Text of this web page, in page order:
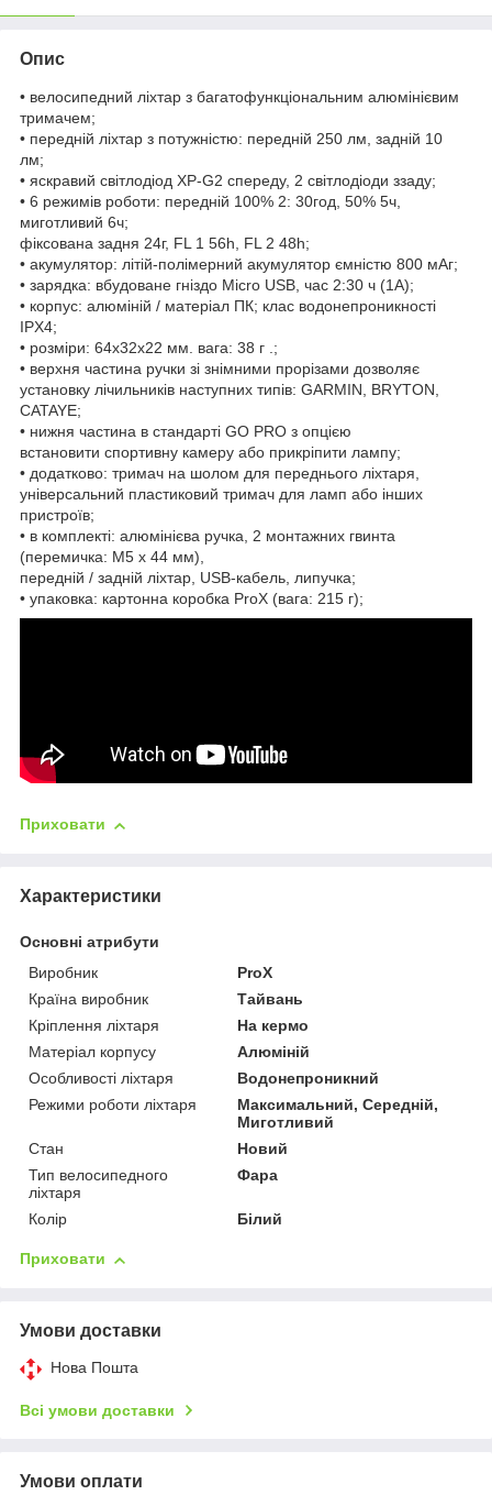
Опис
• велосипедний ліхтар з багатофункціональним алюмінієвим
тримачем;
• передній ліхтар з потужністю: передній 250 лм, задній 10
лм;
• яскравий світлодіод XP-G2 спереду, 2 світлодіоди ззаду;
• 6 режимів роботи: передній 100% 2: 30год, 50% 5ч,
миготливий 6ч;
фіксована задня 24г, FL 1 56h, FL 2 48h;
• акумулятор: літій-полімерний акумулятор ємністю 800 мАг;
• зарядка: вбудоване гніздо Micro USB, час 2:30 ч (1А);
• корпус: алюміній / матеріал ПК; клас водонепроникності
IPX4;
• розміри: 64x32x22 мм. вага: 38 г .;
• верхня частина ручки зі знімними прорізами дозволяє
установку лічильників наступних типів: GARMIN, BRYTON,
CATAYE;
• нижня частина в стандарті GO PRO з опцією
встановити спортивну камеру або прикріпити лампу;
• додатково: тримач на шолом для переднього ліхтаря,
універсальний пластиковий тримач для ламп або інших
пристроїв;
• в комплекті: алюмінієва ручка, 2 монтажних гвинта
(перемичка: M5 x 44 мм),
передній / задній ліхтар, USB-кабель, липучка;
• упаковка: картонна коробка ProX (вага: 215 г);
Приховати
Характеристики
Основні атрибути
Виробник
ProX
Країна виробник
Тайвань
Кріплення ліхтаря
На кермо
Матеріал корпусу
Алюміній
Особливості ліхтаря
Водонепроникний
Режими роботи ліхтаря
Максимальний, Середній,
Миготливий
Стан
Новий
Тип велосипедного
ліхтаря
Фара
Колір Білий
Приховати
Умови доставки
Нова Пошта
Всі умови доставки
Умови оплати